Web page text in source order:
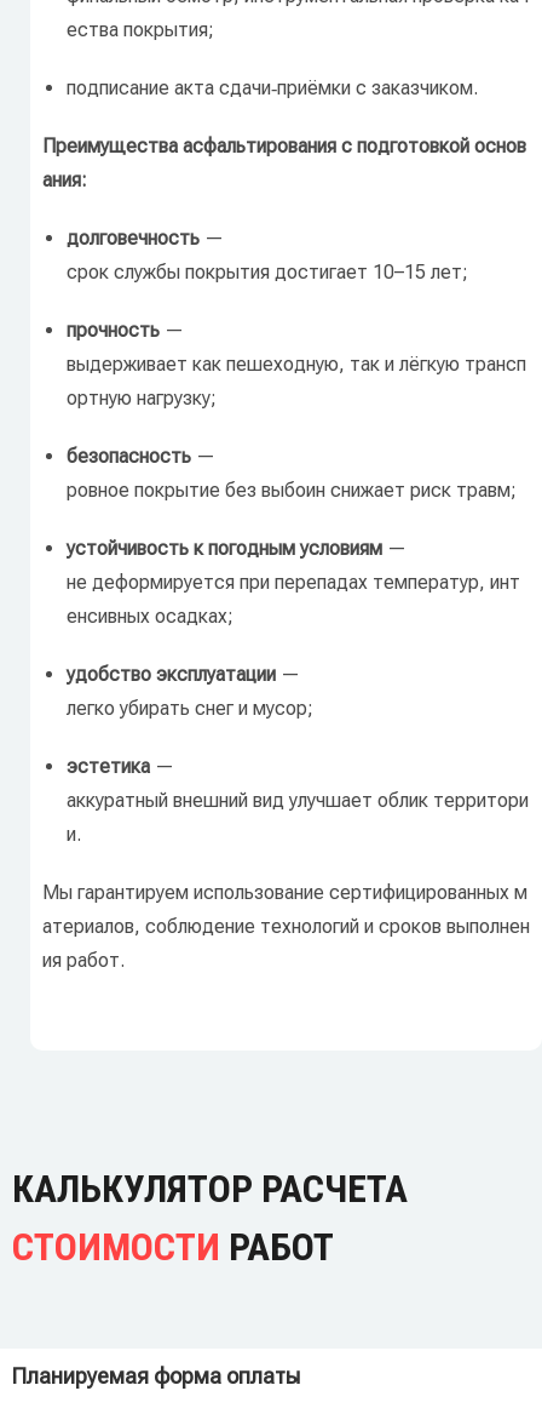
ества покрытия;
подписание акта сдачи‑приёмки с заказчиком.
Преимущества асфальтирования с подготовкой основ
ания:
долговечность —
срок службы покрытия достигает 10–15 лет;
прочность —
выдерживает как пешеходную, так и лёгкую трансп
ортную нагрузку;
безопасность —
ровное покрытие без выбоин снижает риск травм;
устойчивость кпогоднымусловиям —
не деформируется при перепадах температур, инт
енсивных осадках;
удобство эксплуатации —
легкоубирать снег и мусор;
эстетика —
аккуратный внешний видулучшает облик территори
и.
Мы гарантируем использование сертифицированных м
атериалов, соблюдение технологий и сроков выполнен
ия работ.
КАЛЬКУЛЯТОР РАСЧЕТА
СТОИМОСТИ РАБОТ
Планируемая форма оплаты